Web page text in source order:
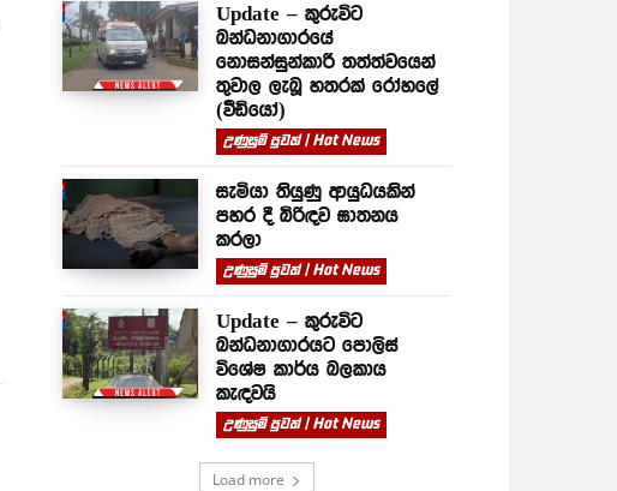
Update – කුරුවිට
බන්ධනාගාරයේ
නොසන්සුන්කාරී තත්ත්වයෙන්
තුවාල ලැබූ හතරක් රෝහලේ
(වීඩියෝ)
උණුසුම් පුවත් | Hot News
සැමියා තියුණු ආයුධයකින්
පහර දී බිරිඳව ඝාතනය
කරලා
උණුසුම් පුවත් | Hot News
Update – කුරුවිට
බන්ධනාගාරයට පොලිස්
විශේෂ කාර්ය බලකාය
කැඳවයි
උණුසුම් පුවත් | Hot News
Load more